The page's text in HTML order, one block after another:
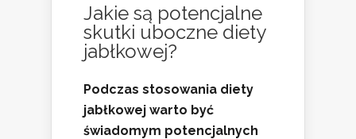
Jakie są potencjalne
skutki uboczne diety
jabłkowej?
Podczas stosowania diety
jabłkowej warto być
świadomym potencjalnych